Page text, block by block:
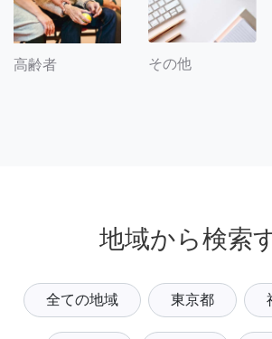
高齢者 その他
地域から検索
全ての地域 東京都